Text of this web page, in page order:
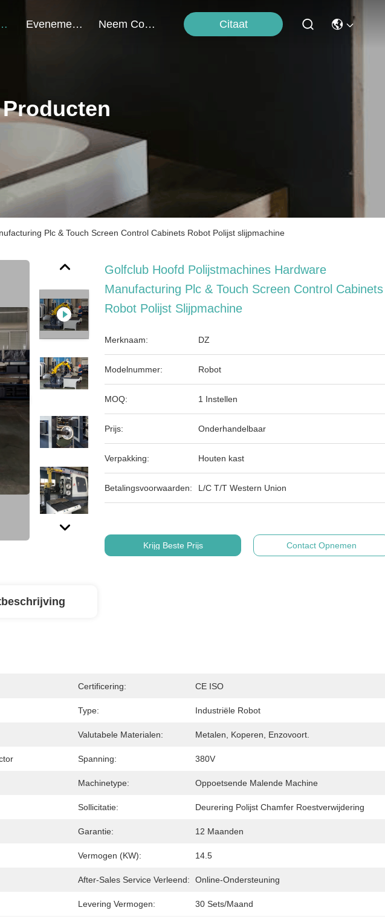
Evenementen Neem Contact Met Ons Op Citaat
Plc & Touch Screen Control Cabinets Robot Polijst slijpmachine
Golfclub Hoofd Polijstmachines Hardware
Manufacturing Plc & Touch Screen Control Cabinets
Robot Polijst Slijpmachine
Merknaam: DZ
Modelnummer: Robot
MOQ: 1 Instellen
Prijs: Onderhandelbaar
Verpakking: Houten kast
Betalingsvoorwaarden: L/C T/T Western Union
Krijg Beste Prijs Contact Opnemen
Certificering: CE ISO
Type: Industriële Robot
Valutabele Materialen: Metalen, Koperen, Enzovoort.
Spanning: 380V
Machinetype: Oppoetsende Malende Machine
Sollicitatie: Deurering Polijst Chamfer Roestverwijdering
Garantie: 12 Maanden
Vermogen (kW): 14.5
After-Sales Service Verleend: Online-Ondersteuning
Levering Vermogen: 30 Sets/maand